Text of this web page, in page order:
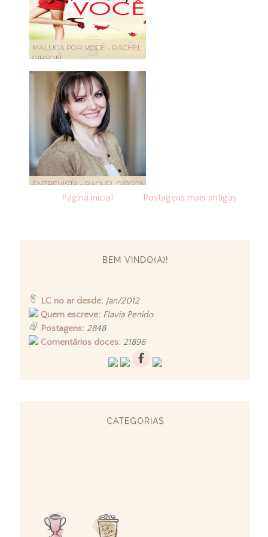
MALUCA POR VOCÊ - RACHEL
GIBSON
ENTREVISTA - RACHEL GIBSON
Postagens mais antigas
Página inicial
BEM VINDO(A)!
LC no ar desde: Jan/2012
Quem escreve: Flavia Penido
Postagens: 2848
Comentários doces: 21896
CATEGORIAS